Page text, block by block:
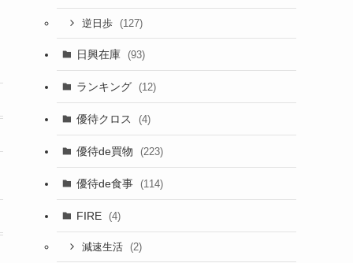
逆日歩 (127)
日興在庫 (93)
ランキング (12)
優待クロス (4)
優待de買物 (223)
優待de食事 (114)
FIRE (4)
減速生活 (2)